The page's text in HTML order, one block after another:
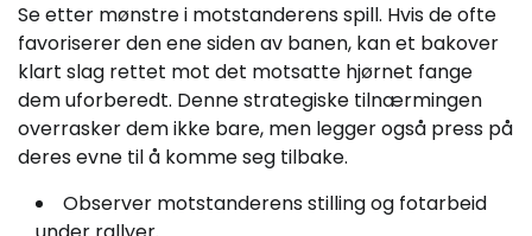
Se etter mønstre i motstanderens spill. Hvis de ofte
favoriserer den ene siden av banen, kan et bakover
klart slag rettet mot det motsatte hjørnet fange
dem uforberedt. Denne strategiske tilnærmingen
overrasker dem ikke bare, men legger også press på
deres evne til å komme seg tilbake.
Observer motstanderens stilling og fotarbeid